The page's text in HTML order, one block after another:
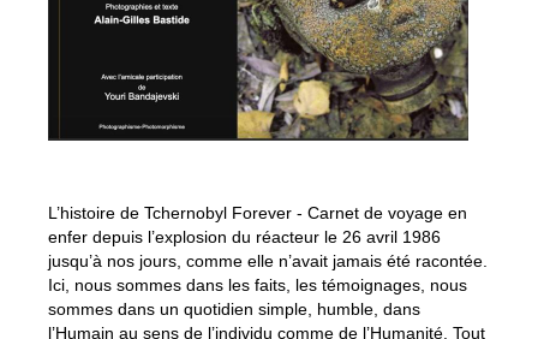
L’histoire de Tchernobyl Forever - Carnet de voyage en
enfer depuis l’explosion du réacteur le 26 avril 1986
jusqu’à nos jours, comme elle n’avait jamais été racontée.
Ici, nous sommes dans les faits, les témoignages, nous
sommes dans un quotidien simple, humble, dans
l’Humain au sens de l’individu comme de l’Humanité. Tout